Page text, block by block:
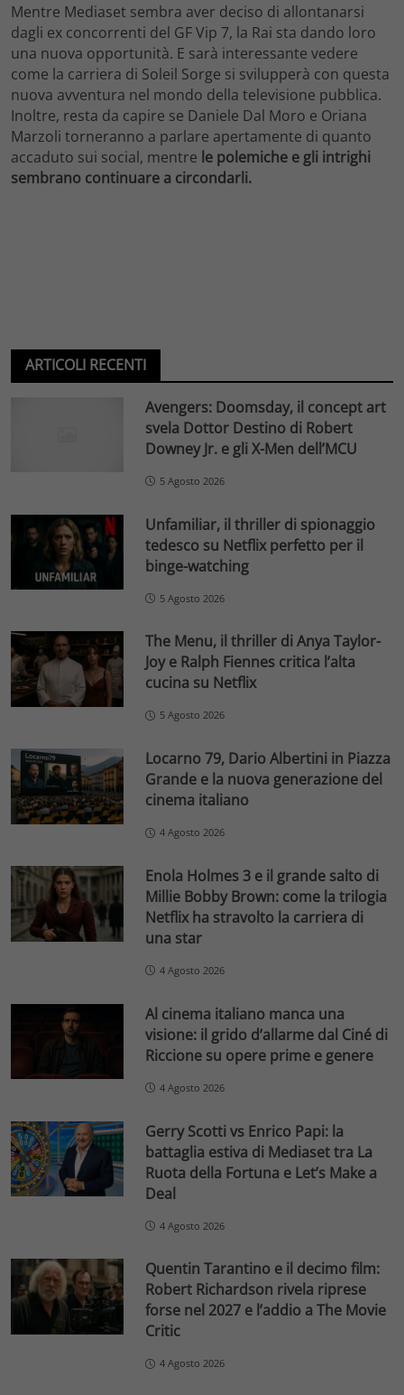
Mentre Mediaset sembra aver deciso di allontanarsi
dagli ex concorrenti del GF Vip 7, la Rai sta dando loro
una nuova opportunità. E sarà interessante vedere
come la carriera di Soleil Sorge si svilupperà con questa
nuova avventura nel mondo della televisione pubblica.
Inoltre, resta da capire se Daniele Dal Moro e Oriana
Marzoli torneranno a parlare apertamente di quanto
accaduto sui social, mentre le polemiche e gli intrighi
sembrano continuare a circondarli.
ARTICOLI RECENTI
Avengers: Doomsday, il concept art
svela Dottor Destino di Robert
Downey Jr. e gli X-Men dell’MCU
5 Agosto 2026
Unfamiliar, il thriller di spionaggio
tedesco su Netflix perfetto per il
binge-watching
5 Agosto 2026
The Menu, il thriller di Anya Taylor-
Joy e Ralph Fiennes critica l’alta
cucina su Netflix
5 Agosto 2026
Locarno 79, Dario Albertini in Piazza
Grande e la nuova generazione del
cinema italiano
4 Agosto 2026
Enola Holmes 3 e il grande salto di
Millie Bobby Brown: come la trilogia
Netflix ha stravolto la carriera di
una star
4 Agosto 2026
Al cinema italiano manca una
visione: il grido d’allarme dal Ciné di
Riccione su opere prime e genere
4 Agosto 2026
Gerry Scotti vs Enrico Papi: la
battaglia estiva di Mediaset tra La
Ruota della Fortuna e Let’s Make a
Deal
4 Agosto 2026
Quentin Tarantino e il decimo film:
Robert Richardson rivela riprese
forse nel 2027 e l’addio a The Movie
Critic
4 Agosto 2026